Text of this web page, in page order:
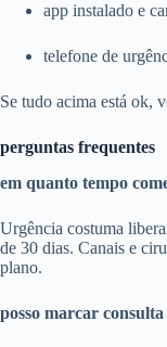
app instalado e
telefone de
Se tudo acima está ok,
perguntas frequentes
em quanto tempo
Urgência costuma
de 30 dias. Canais e
plano.
posso marcar